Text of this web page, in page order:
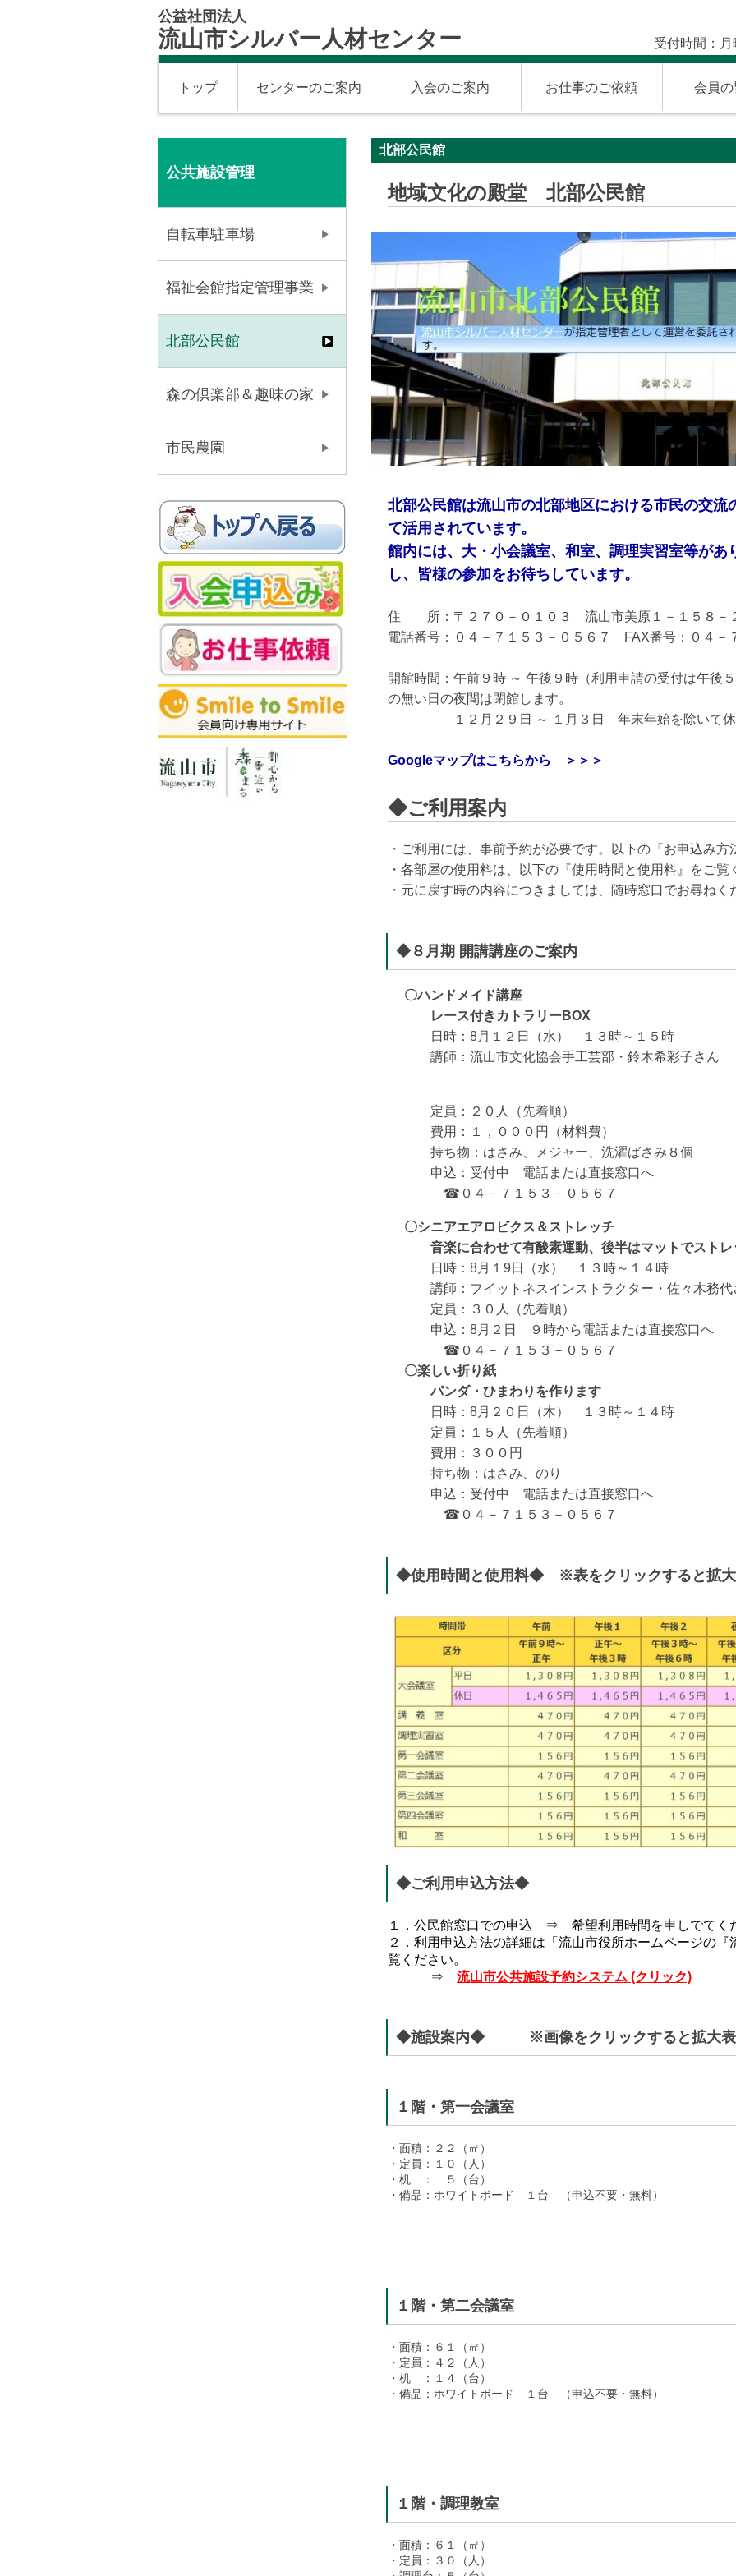
公益社団法人
流山市シルバー人材センター 受付時間：
トップ センターのご案内 入会のご案内 お仕事のご依頼 会員
北部公民館
地域文化の殿堂 北部公民館
北部公民館は流山市の北部地区における市民の交流
て活用されています。
館内には、大・小会議室、和室、調理実習室等があ
し、皆様の参加をお待ちしています。
住 所：〒２７０－０１０３ 流山市美原１－１５８－
電話番号：０４－７１５３－０５６７ FAX番号：０４－
開館時間：午前９時 ～ 午後９時（利用申請の受付は午後
の無い日の夜間は閉館します。
１２月２９日 ～ １月３日 年末年始を除いて休
Googleマップはこちらから ＞＞＞
◆ご利用案内
・ご利用には、事前予約が必要です。以下の『お申込み方
・各部屋の使用料は、以下の『使用時間と使用料』をご覧
・元に戻す時の内容につきましては、随時窓口でお尋ねく
◆８月期 開講講座のご案内
〇ハンドメイド講座
レース付きカトラリーBOX
日時： 8月１２日（水） １３時～１５時
講師：流山市文化協会手工芸部・鈴木希彩子さん
定員：２０人（先着順）
費用：１，０００円（材料費）
持ち物：はさみ、メジャー、洗濯ばさみ８個
申込：受付中 電話または直接窓口へ
☎ ０４－７１５３－０５６７
〇シニアエアロビクス＆ストレッチ
音楽に合わせて有酸素運動、後半はマットでストレ
日時： 8月１ 9 日（水） １３時～１４時
講師：フイットネスインストラクター・佐々木務代
定員：３０人（先着順）
申込： 8月２日 ９時から電話または直接窓口へ
☎ ０４－７１５３－０５６７
〇楽しい折り紙
パンダ・ひまわりを作ります
日時： 8月２０日（木） １３時～１４時
定員：１５人（先着順）
費用：３００円
持ち物：はさみ、のり
申込：受付中 電話または直接窓口へ
☎ ０４－７１５３－０５６７
◆使用時間と使用料◆ ※表をクリックすると拡大
◆ご利用申込方法◆
１．公民館窓口での申込 ⇒ 希望利用時間を申しでてく
２．利用申込方法の詳細は「流山市役所ホームページの
覧ください。
⇒ 流山市公共施設予約システム (クリック)
◆施設案内◆ ※画像をクリックすると拡大表
１階・第一会議室
・面積：２２（㎡）
・定員：１０（人）
・机 ： ５（台）
・備品：ホワイトボード １台 （申込不要・無料）
１階・第二会議室
・面積：６１（㎡）
・定員：４２（人）
・机 ：１４（台）
・備品：ホワイトボード １台 （申込不要・無料）
１階・調理教室
・面積：６１（㎡）
・定員：３０（人）
公共施設管理
自転車駐車場
福祉会館指定管理事業
北部公民館
森の倶楽部＆趣味の家
市民農園